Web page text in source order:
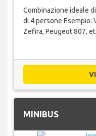
Combinazione ideale
di 4 persone Esempio:
Zefira, Peugeot 807,
MINIBUS